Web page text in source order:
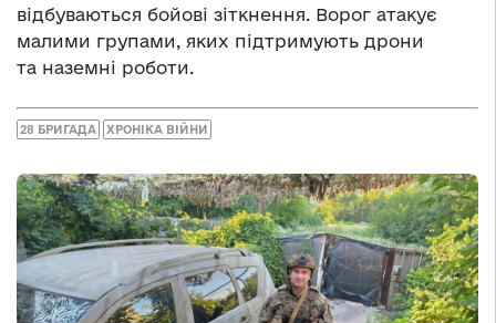
відбуваються бойові зіткнення. Ворог атакує
малими групами, яких підтримують дрони
та наземні роботи.
28 БРИГАДА ХРОНІКА ВІЙНИ